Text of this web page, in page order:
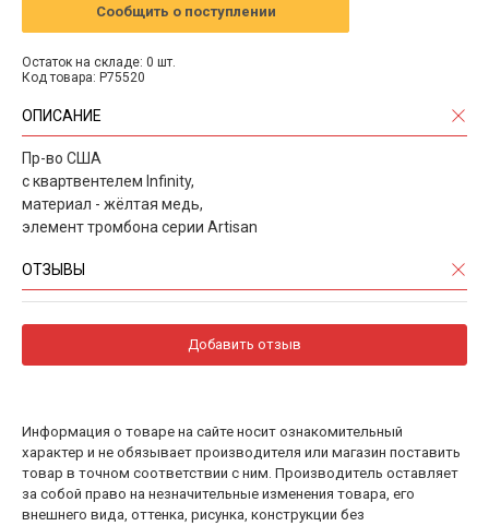
Сообщить о поступлении
Остаток на складе: 0 шт.
Код товара: P75520
ОПИСАНИЕ
Пр-во США
с квартвентелем Infinity,
материал - жёлтая медь,
элемент тромбона серии Artisan
ОТЗЫВЫ
Добавить отзыв
Информация о товаре на сайте носит ознакомительный
характер и не обязывает производителя или магазин поставить
товар в точном соответствии с ним. Производитель оставляет
за собой право на незначительные изменения товара, его
внешнего вида, оттенка, рисунка, конструкции без